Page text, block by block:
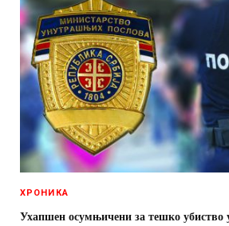
ХРОНИКА
Ухапшен осумњичени за тешко убиство